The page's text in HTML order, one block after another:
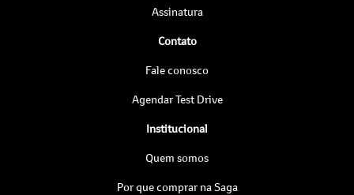
Assinatura
Contato
Fale conosco
Agendar Test Drive
Institucional
Quem somos
Por que comprar na Saga